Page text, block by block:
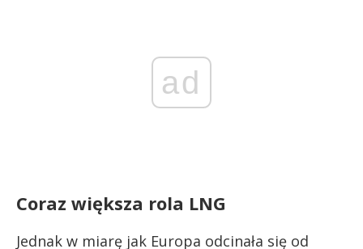
ad
Coraz większa rola LNG
Jednak w miarę jak Europa odcinała się od